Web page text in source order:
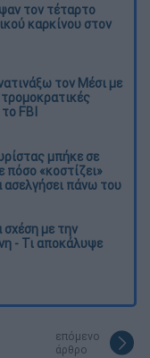
τον τέταρτο
καρκίνου στον
τον Μέσι με
FBI
μπήκε σε
«κοστίζει»
ασελγήσει πάνω του
με την
- Τι αποκάλυψε
επόμενο
άρθρο